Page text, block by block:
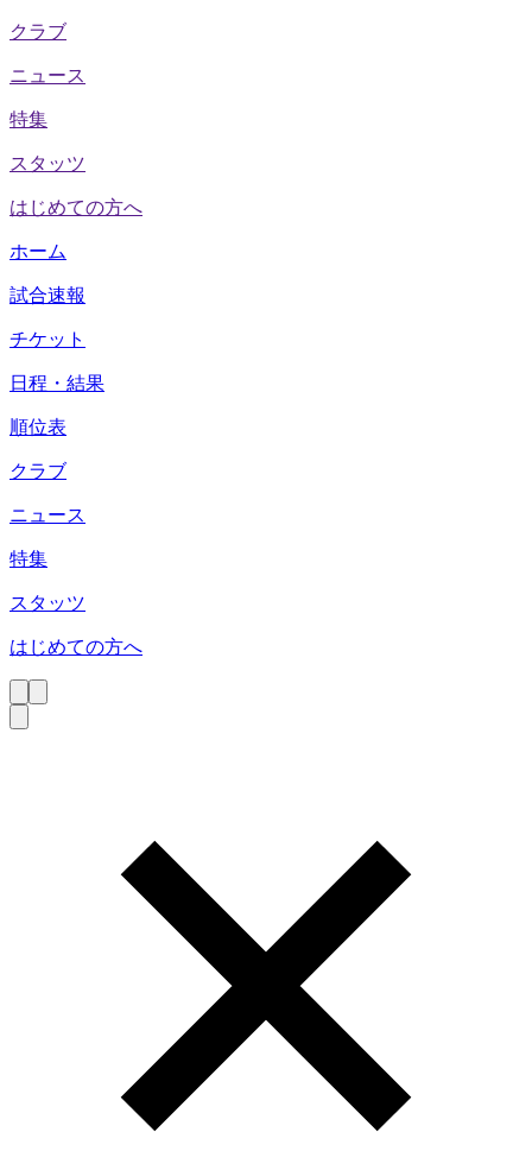
クラブ
ニュース
特集
スタッツ
はじめての方へ
ホーム
試合速報
チケット
日程・結果
順位表
クラブ
ニュース
特集
スタッツ
はじめての方へ